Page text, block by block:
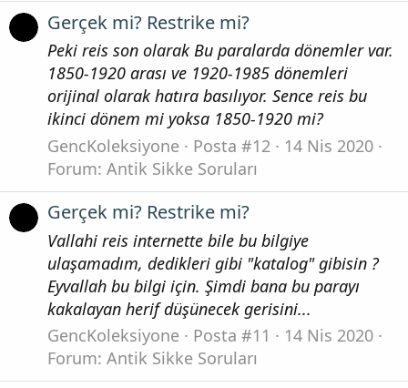
Gerçek mi? Restrike mi?
Peki reis son olarak Bu paralarda dönemler var.
1850-1920 arası ve 1920-1985 dönemleri
orijinal olarak hatıra basılıyor. Sence reis bu
ikinci dönem mi yoksa 1850-1920 mi?
GencKoleksiyone
Posta #12
14 Nis 2020
Forum: Antik Sikke Soruları
Gerçek mi? Restrike mi?
Vallahi reis internette bile bu bilgiye
ulaşamadım, dedikleri gibi "katalog" gibisin ?
Eyvallah bu bilgi için. Şimdi bana bu parayı
kakalayan herif düşünecek gerisini...
GencKoleksiyone
Posta #11
14 Nis 2020
Forum: Antik Sikke Soruları